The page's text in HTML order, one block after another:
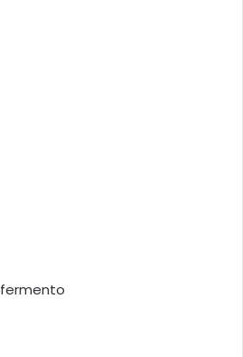
fermento